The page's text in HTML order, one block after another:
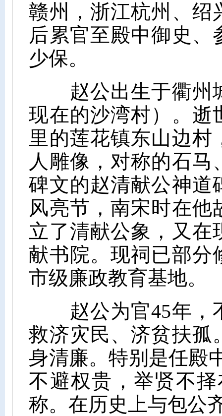
赣州，浙江杭州、绍
后累官至殿中御史、
少保。
赵公出生于衢州
现在的沙湾村）。逝
里的莲花镇东山边村
人雕像，对称的石
碑文的赵清献公神道
风亮节，南宋时在
立了清献公象，又在
献书院。现祠已部分
市级廉政教育基地。
赵公为官45年，
救济灾民、济贫扶孤
身清廉。特别是任殿
不避权贵，举贤不
称。在历史上与包公